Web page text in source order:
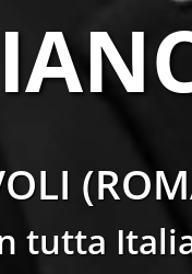
tutta